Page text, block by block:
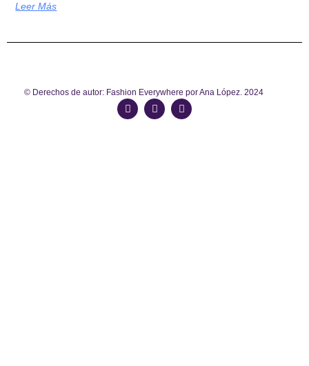
Leer Más
© Derechos de autor: Fashion Everywhere por Ana López. 2024